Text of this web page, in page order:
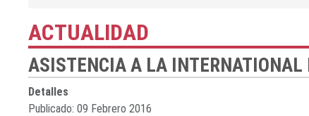
ACTUALIDAD
ASISTENCIA A LA
Detalles
Publicado: 09 Febrero 2016